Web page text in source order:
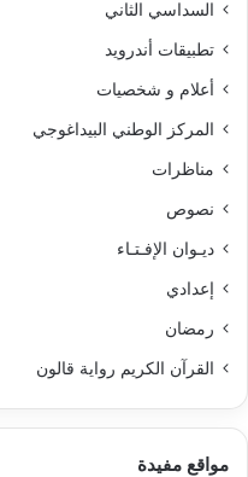
السداسي الثاني
تطبيقات أندرويد
أعلام و شخصيات
المركز الوطني البيداغوجي
مناظرات
نصوص
ديـوان الإفـتـاء
إعدادي
رمضان
القرآن الكريم رواية قالون
مواقع مفيدة